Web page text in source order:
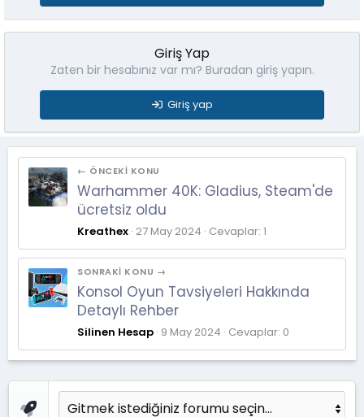
Giriş Yap
Zaten bir hesabınız var mı? Buradan giriş yapın.
Giriş yap
← ÖNCEKI KONU
Warhammer 40K: Gladius, Steam'de
ücretsiz oldu
Kreathex 27 May 2024 Cevaplar: 1
SONRAKI KONU →
Konsol Oyun Tavsiyeleri Hakkında
Detaylı Rehber
Silinen Hesap 9 May 2024 Cevaplar: 0